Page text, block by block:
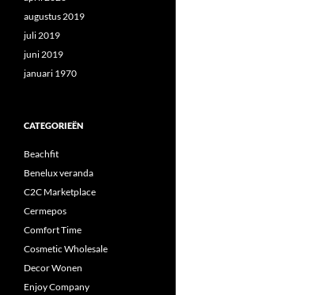
augustus 2019
juli 2019
juni 2019
januari 1970
CATEGORIEËN
Beachfit
Benelux veranda
C2C Marketplace
Cermepos
Comfort Time
Cosmetic Wholesale
Decor Wonen
Enjoy Company